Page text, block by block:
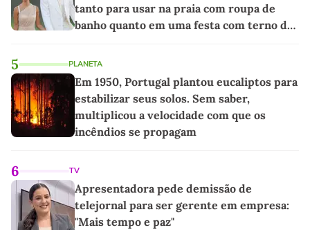
tanto para usar na praia com roupa de
banho quanto em uma festa com terno de
5 PLANETA
Em 1950, Portugal plantou eucaliptos para
estabilizar seus solos. Sem saber,
multiplicou a velocidade com que os
incêndios se propagam
6 TV
Apresentadora pede demissão de
telejornal para ser gerente em empresa:
"Mais tempo e paz"